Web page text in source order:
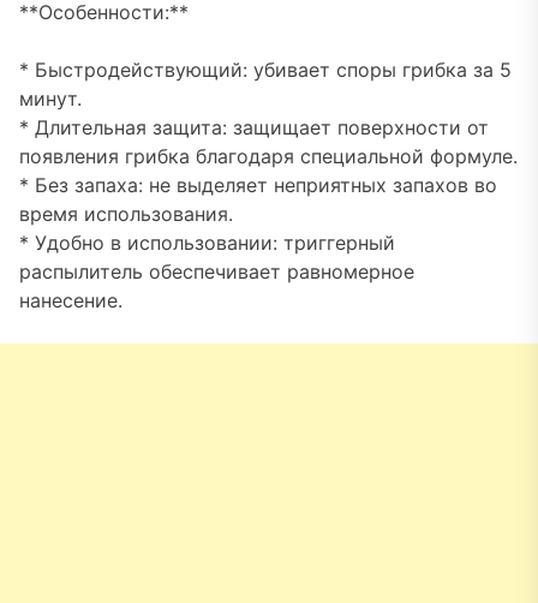
**Особенности:**
* Быстродействующий: убивает споры грибка за 5
минут.
* Длительная защита: защищает поверхности от
появления грибка благодаря специальной формуле.
* Без запаха: не выделяет неприятных запахов во
время использования.
* Удобно в использовании: триггерный
распылитель обеспечивает равномерное
нанесение.